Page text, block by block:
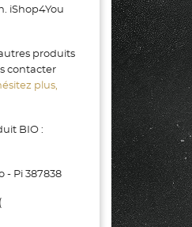
iShop4You
produits
contacter
plus,
BIO :
- Pi 387838